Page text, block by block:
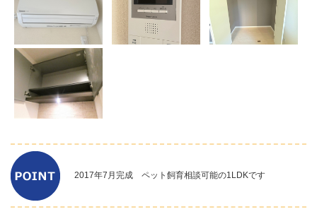
2017年7月完成 ペット飼育相談可能の1LDKです